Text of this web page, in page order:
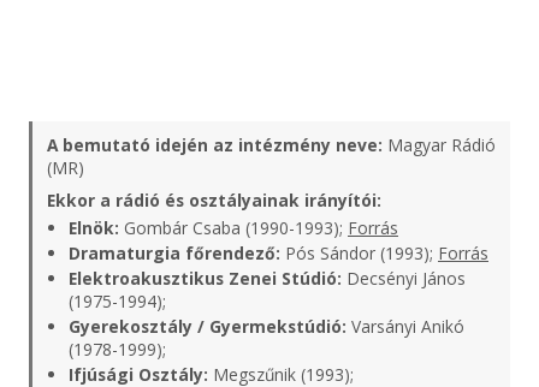
A bemutató idején az intézmény neve: Magyar Rádió
(MR)
Ekkor a rádió és osztályainak irányítói:
Elnök: Gombár Csaba (1990-1993); Forrás
Dramaturgia főrendező: Pós Sándor (1993); Forrás
Elektroakusztikus Zenei Stúdió: Decsényi János
(1975-1994);
Gyerekosztály / Gyermekstúdió: Varsányi Anikó
(1978-1999);
Ifjúsági Osztály: Megszűnik (1993);